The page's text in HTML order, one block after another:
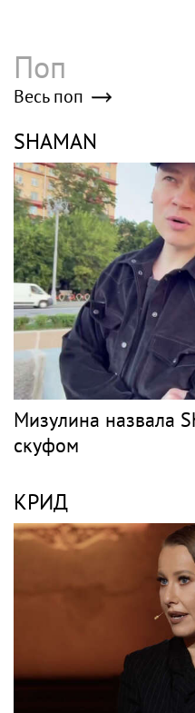
Поп
Весь поп
SHAMAN
Мизулина назвала
скуфом
КРИД